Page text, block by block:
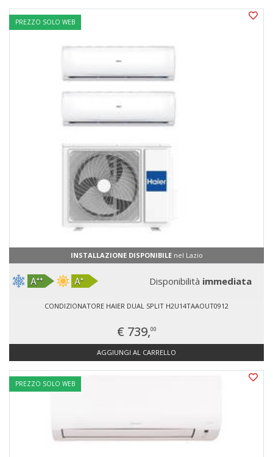
INSTALLAZIONE DISPONIBILEnel Lazio
PREZZO SOLO WEB
Disponibilità immediata
CONDIZIONATORE HAIER DUAL SPLIT H2U14TAAOUT0912
€ 739,00
AGGIUNGI AL CARRELLO
PREZZO SOLO WEB